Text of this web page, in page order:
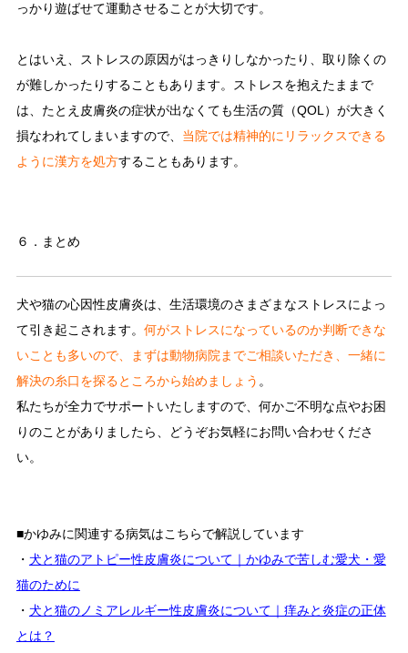
っかり遊ばせて運動させることが大切です。
とはいえ、ストレスの原因がはっきりしなかったり、取り除くの
が難しかったりすることもあります。ストレスを抱えたままで
は、たとえ皮膚炎の症状が出なくても生活の質（QOL）が大きく
損なわれてしまいますので、 当院では精神的にリラックスできる
ように漢方を処方することもあります。
６．まとめ
犬や猫の心因性皮膚炎は、生活環境のさまざまなストレスによっ
て引き起こされます。 何がストレスになっているのか判断できな
いことも多いので、まずは動物病院までご相談いただき、一緒に
解決の糸口を探るところから始めましょう 。
私たちが全力でサポートいたしますので、何かご不明な点やお困
りのことがありましたら、どうぞお気軽にお問い合わせくださ
い。
■かゆみに関連する病気はこちらで解説しています
・ 犬と猫のアトピー性皮膚炎について｜かゆみで苦しむ愛犬・愛
猫のために
・ 犬と猫のノミアレルギー性皮膚炎について｜痒みと炎症の正体
とは？